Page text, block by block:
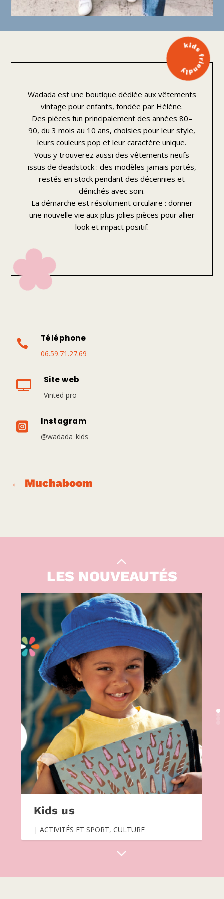
Wadada est une boutique dédiée aux vêtements
vintage pour enfants, fondée par Hélène.
Des pièces fun principalement des années 80–
90, du 3 mois au 10 ans, choisies pour leur style,
leurs couleurs pop et leur caractère unique.
Vous y trouverez aussi des vêtements neufs
issus de deadstock : des modèles jamais portés,
restés en stock pendant des décennies et
dénichés avec soin.
La démarche est résolument circulaire : donner
une nouvelle vie aux plus jolies pièces pour allier
look et impact positif.
 Téléphone
06.59.71.27.69
 Site web
Vinted pro
 Instagram
@wadada_kids
← Muchaboom
Kids us
| ACTIVITÉS ET SPORT, CULTURE
LES NOUVEAUTÉS